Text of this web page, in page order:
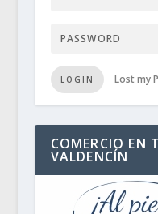
LOGIN Lost my
COMERCIO EN
VALDENCÍN